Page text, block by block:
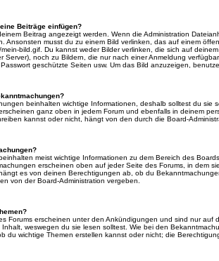
Beiträge einfügen?
Beitrag angezeigt werden. Wenn die Administration
Ansonsten musst du zu einem Bild verlinken, das auf einem
bild.gif. Du kannst weder Bilder verlinken, die sich auf
Server), noch zu Bildern, die nur nach einer Anmeldung
geschützte Seiten usw. Um das Bild anzuzeigen,
beinhalten wichtige Informationen, deshalb solltest du sie
ganz oben in jedem Forum und ebenfalls in deinem
kannst oder nicht, hängt von den durch die Board-
meist wichtige Informationen zu dem Bereich des
erscheinen oben auf jeder Seite des Forums, in dem
es von deinen Berechtigungen ab, ob du
von der Board-Administration vergeben.
Forums erscheinen unter den Ankündigungen und sind nur auf
Inhalt, weswegen du sie lesen solltest. Wie bei den
du wichtige Themen erstellen kannst oder nicht; die